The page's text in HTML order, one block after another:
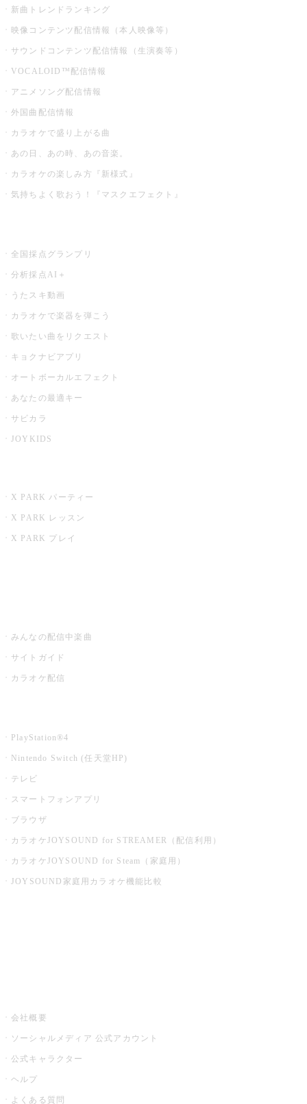
新曲トレンドランキング
映像コンテンツ配信情報（本人映像等）
サウンドコンテンツ配信情報（生演奏等）
VOCALOID™配信情報
アニメソング配信情報
外国曲配信情報
カラオケで盛り上がる曲
あの日、あの時、あの音楽。
カラオケの楽しみ方『新様式』
気持ちよく歌おう！『マスクエフェクト』
全国採点グランプリ
分析採点AI＋
うたスキ動画
カラオケで楽器を弾こう
歌いたい曲をリクエスト
キョクナビアプリ
オートボーカルエフェクト
あなたの最適キー
サビカラ
JOYKIDS
X PARK パーティー
X PARK レッスン
X PARK プレイ
みんなの配信中楽曲
サイトガイド
カラオケ配信
PlayStation®4
Nintendo Switch (任天堂HP)
テレビ
スマートフォンアプリ
ブラウザ
カラオケJOYSOUND for STREAMER（配信利用）
カラオケJOYSOUND for Steam（家庭用）
JOYSOUND家庭用カラオケ機能比較
会社概要
ソーシャルメディア 公式アカウント
公式キャラクター
ヘルプ
よくある質問